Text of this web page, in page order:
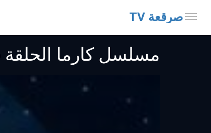
صرقعة TV
مسلسل كارما الحلقة 6 كاملة جودة عالية